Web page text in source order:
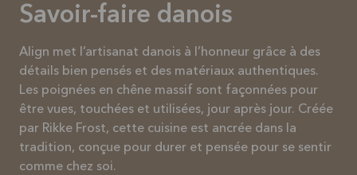
Savoir-faire danois
Align met l’artisanat danois à l’honneur grâce à des
détails bien pensés et des matériaux authentiques.
Les poignées en chêne massif sont façonnées pour
être vues, touchées et utilisées, jour après jour. Créée
par Rikke Frost, cette cuisine est ancrée dans la
tradition, conçue pour durer et pensée pour se sentir
comme chez soi.